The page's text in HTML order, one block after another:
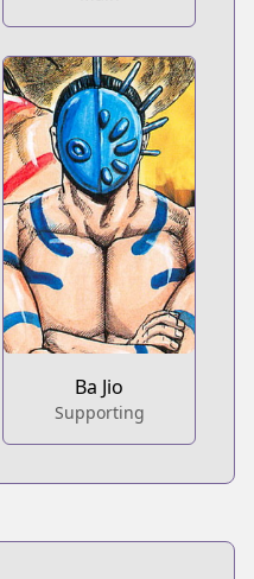
Ba Jio
Supporting